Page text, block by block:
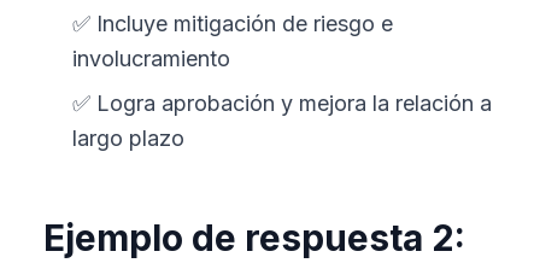
✅ Incluye mitigación de riesgo e
involucramiento
✅ Logra aprobación y mejora la relación a
largo plazo
Ejemplo de respuesta 2: